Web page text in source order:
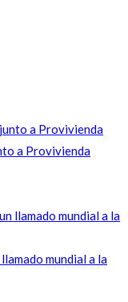
a Provivienda
mundial a la